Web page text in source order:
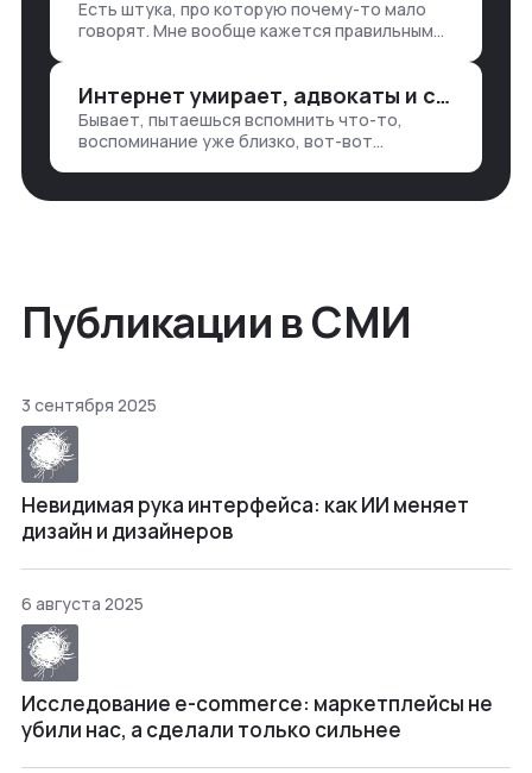
— все ручками
Есть штука, про которую почему-то мало
говорят. Мне вообще кажется правильным
хватаешь у клиента: е…
Интернет умирает, адвокаты и судьи в растерянности, а я хочу песню
Бывает, пытаешься вспомнить что-то,
воспоминание уже близко, вот-вот
неделями, если сильно не повезе…
Публикации в СМИ
3 сентября 2025
Невидимая рука интерфейса: как ИИ меняет
дизайн и дизайнеров
6 августа 2025
Исследование e-commerce: маркетплейсы не
убили нас, а сделали только сильнее